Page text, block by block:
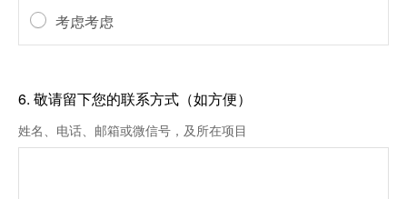
考虑考虑
6. 敬请留下您的联系方式（如方便）
姓名、电话、邮箱或微信号，及所在项目